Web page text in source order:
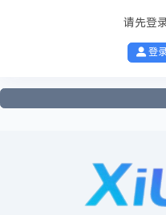
欢迎你
──── 已有0
请先登
登